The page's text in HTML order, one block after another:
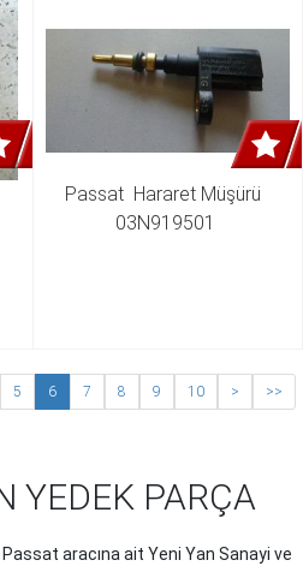
Passat  Hararet Müşürü
03N919501
5 6 7 8 9 10 > >>
YEDEK PARÇA
aracına ait Yeni Yan Sanayi ve